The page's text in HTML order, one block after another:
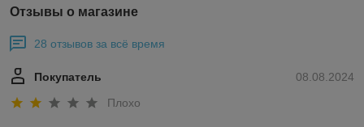
Отзывы о магазине
28 отзывов за всё время
08.08.2024
Покупатель
Плохо